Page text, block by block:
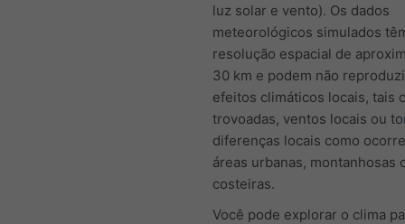
luz solar e vento). Os dados
meteorológicos simulados
resolução espacial de
30 km e podem não
efeitos climáticos locais, tais
trovoadas, ventos locais ou
diferenças locais como
áreas urbanas, montanhosas
costeiras.
Você pode explorar o clima